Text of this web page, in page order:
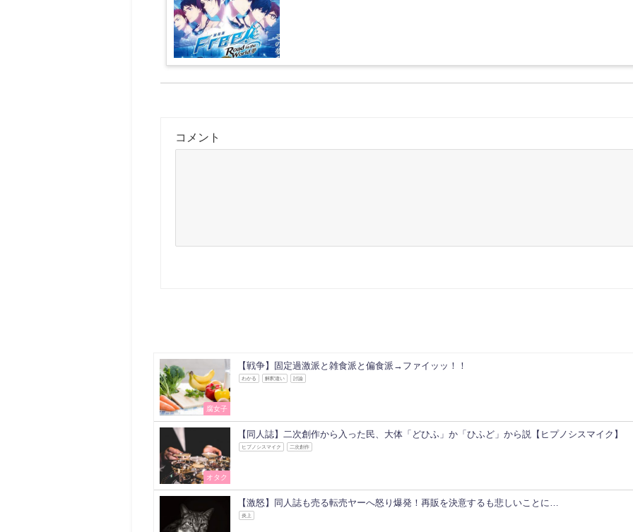
コメント
腐女子
【戦争】固定過激派と雑食派と偏食派→ファイッッ！！
わかる 解釈違い 討論
オタク
【同人誌】二次創作から入った民、大体「どひふ」か「ひふど」から説【ヒプノシスマイク】
ヒプノシスマイク 二次創作
【激怒】同人誌も売る転売ヤーへ怒り爆発！再販を決意するも悲しいことに…
炎上